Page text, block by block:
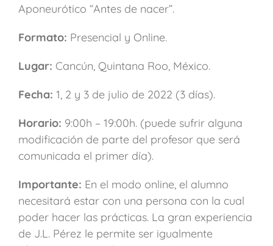
Aponeurótico “Antes de nacer”.
Formato: Presencial y Online.
Lugar: Cancún, Quintana Roo, México.
Fecha: 1, 2 y 3 de julio de 2022 (3 días).
Horario: 9:00h – 19:00h. (puede sufrir alguna
modificación de parte del profesor que será
comunicada el primer día).
Importante: En el modo online, el alumno
necesitará estar con una persona con la cual
poder hacer las prácticas. La gran experiencia
de J.L. Pérez le permite ser igualmente